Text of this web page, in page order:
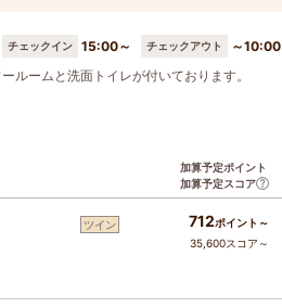
チェックイン 15:00～ チェックアウト
～10:00
ルームと洗面トイレが付いております。
加算予定ポイント
加算予定スコア
ツイン 712ポイント～
35,600スコア～